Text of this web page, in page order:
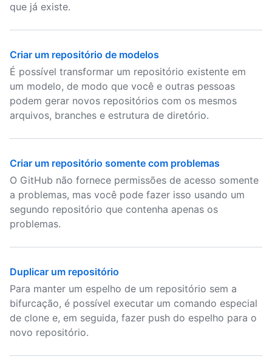
que já existe.
Criar um repositório de modelos
É possível transformar um repositório existente em
um modelo, de modo que você e outras pessoas
podem gerar novos repositórios com os mesmos
arquivos, branches e estrutura de diretório.
Criar um repositório somente com problemas
O GitHub não fornece permissões de acesso somente
a problemas, mas você pode fazer isso usando um
segundo repositório que contenha apenas os
problemas.
Duplicar um repositório
Para manter um espelho de um repositório sem a
bifurcação, é possível executar um comando especial
de clone e, em seguida, fazer push do espelho para o
novo repositório.